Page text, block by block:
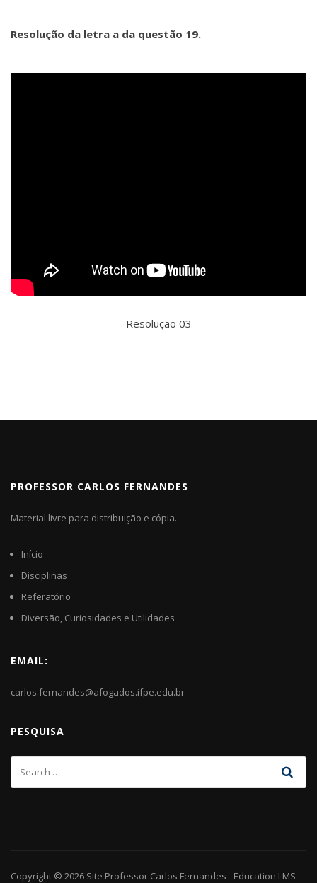
Resolução da letra a da questão 19.
Resolução 03
PROFESSOR CARLOS FERNANDES
Material livre para distribuição e cópia.
Início
Disciplinas
Referatório
Diversão, Curiosidades e Utilidades
EMAIL:
carlos.fernandes@afogados.ifpe.edu.br
PESQUISA
Copyright © 2026 Site Professor Carlos Fernandes - Education LMS